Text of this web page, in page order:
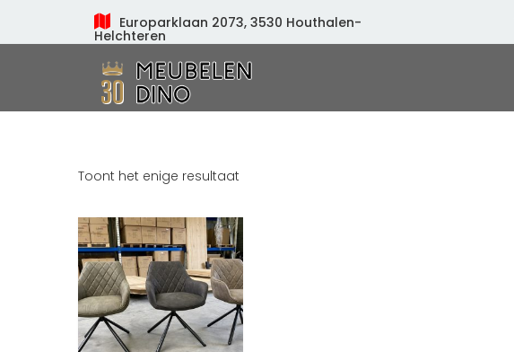
Europarklaan 2073, 3530 Houthalen-
Helchteren
Toont het enige resultaat